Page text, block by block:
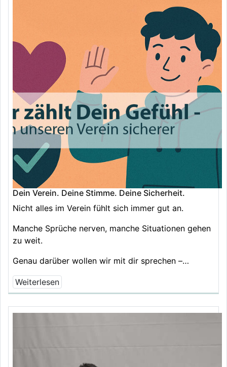
Dein Verein. Deine Stimme. Deine Sicherheit.
Nicht alles im Verein fühlt sich immer gut an.
Manche Sprüche nerven, manche Situationen gehen
zu weit.
Genau darüber wollen wir mit dir sprechen –…
Weiterlesen